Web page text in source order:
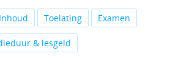
Inhoud Toelating Examen
& lesgeld